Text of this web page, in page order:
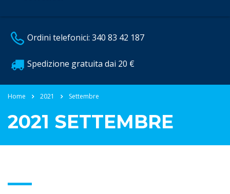
Ordini telefonici: 340 83 42 187
Spedizione gratuita dai 20 €
Home 2021 Settembre
2021 SETTEMBRE